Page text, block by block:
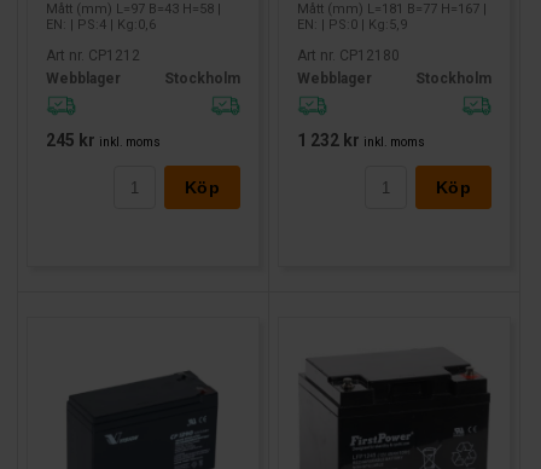
Mått (mm) L=97 B=43 H=58 |
EN: | PS:4 | Kg:0,6
Art nr. CP1212
Webblager
Stockholm
245 kr inkl. moms
Köp
Mått (mm) L=181 B=77 H=167 |
EN: | PS:0 | Kg:5,9
Art nr. CP12180
Webblager
Stockholm
1 232 kr inkl. moms
Köp